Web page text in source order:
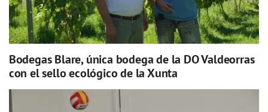
Bodegas Blare, única bodega de la DO Valdeorras
con el sello ecológico de la Xunta